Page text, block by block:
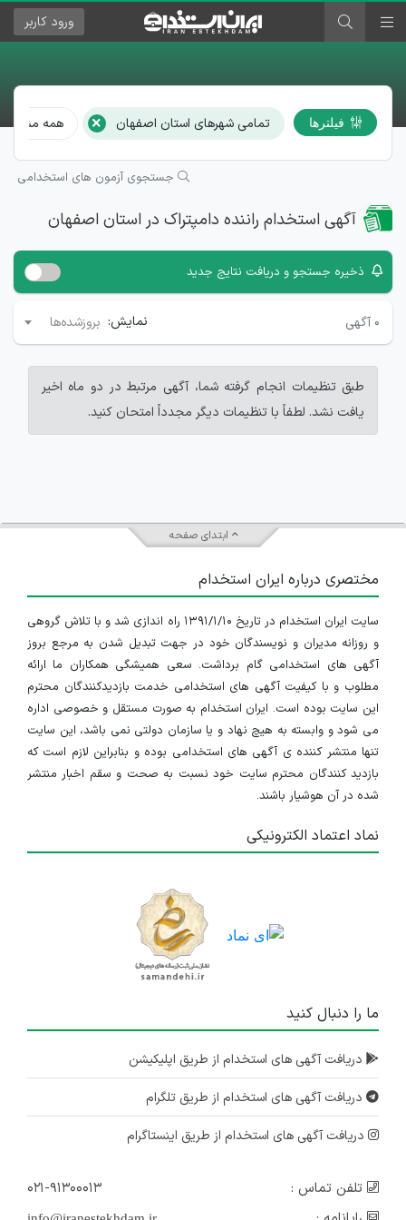
ورود کاربر
فیلترها تمامی شهرهای استان اصفهان × همه مشاغل
جستجوی آزمون های استخدامی
آگهی استخدام راننده دامپتراک در استان اصفهان
ذخیره جستجو و دریافت نتایج جدید
۰ آگهی نمایش: بروزشده‌ها
طبق تنظیمات انجام گرفته شما، آگهی مرتبط در دو ماه اخیر
یافت نشد. لطفاً با تنظیمات دیگر مجدداً امتحان کنید.
ابتدای صفحه
مختصری درباره ایران استخدام
سایت ایران استخدام در تاریخ ۱۳۹۱/۱/۱۰ راه اندازی شد و با تلاش گروهی
و روزانه مدیران و نویسندگان خود در جهت تبدیل شدن به مرجع بروز
آگهی های استخدامی گام برداشت. سعی همیشگی همکاران ما ارائه
مطلوب و با کیفیت آگهی های استخدامی خدمت بازدیدکنندگان محترم
این سایت بوده است. ایران استخدام به صورت مستقل و خصوصی اداره
می شود و وابسته به هیچ نهاد و یا سازمان دولتی نمی باشد، این سایت
تنها منتشر کننده ی آگهی های استخدامی بوده و بنابراین لازم است که
بازدید کنندگان محترم سایت خود نسبت به صحت و سقم اخبار منتشر
شده در آن هوشیار باشند.
نماد اعتماد الکترونیکی
ما را دنبال کنید
دریافت آگهی های استخدام از طریق اپلیکیشن
دریافت آگهی های استخدام از طریق تلگرام
دریافت آگهی های استخدام از طریق اینستاگرام
تلفن تماس :
۰۲۱-۹۱۳۰۰۰۱۳